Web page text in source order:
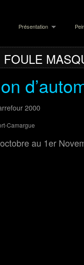
Présentation
FOULE
2000
Camargue
au 1er